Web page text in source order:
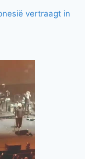
vertraagt ​​in